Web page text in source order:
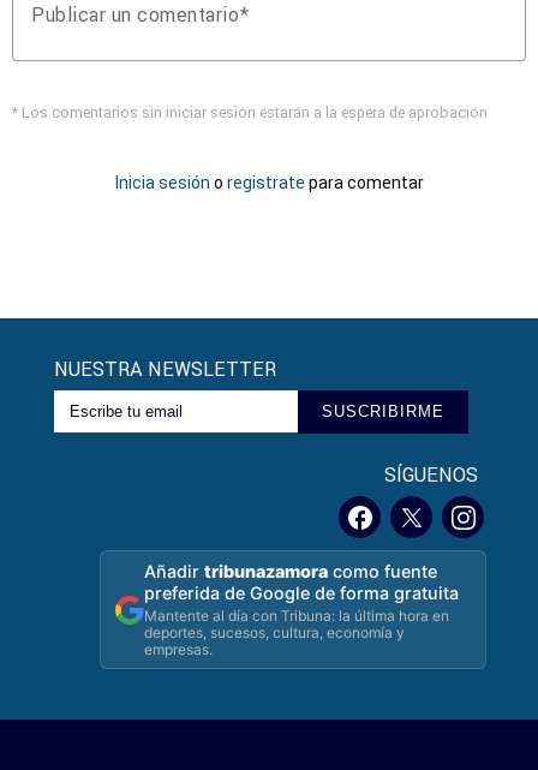
Publicar un comentario
* Los comentarios sin iniciar sesión estarán a la espera de aprobación
Inicia sesión o registrate para comentar
NUESTRA NEWSLETTER
SUSCRIBIRME
SÍGUENOS
Añadirtribunazamora como fuente
preferida de Google de forma gratuita
Mantente al día con Tribuna: la última hora en
deportes, sucesos, cultura, economía y
empresas.